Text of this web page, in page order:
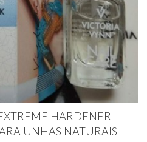
HARDENER -
UNHAS NATURAIS